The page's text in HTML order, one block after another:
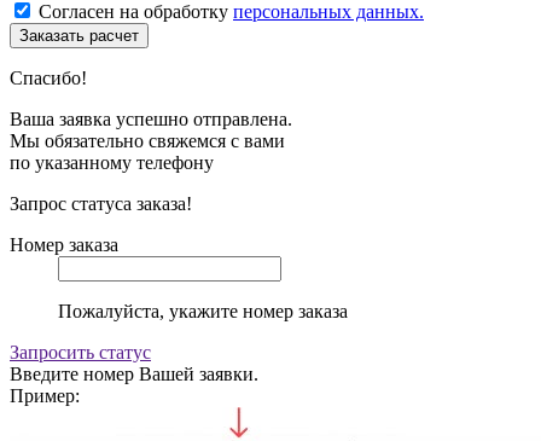
Согласен на обработку персональных данных.
Спасибо!
Ваша заявка успешно отправлена.
Мы обязательно свяжемся с вами
по указанному телефону
Запрос статуса заказа!
Номер заказа
Пожалуйста, укажите номер заказа
Запросить статус
Введите номер Вашей заявки.
Пример: